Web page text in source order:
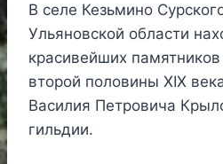
В селе Кезьмино
Ульяновской области
красивейших
второй половины XIX
Василия Петровича
гильдии.